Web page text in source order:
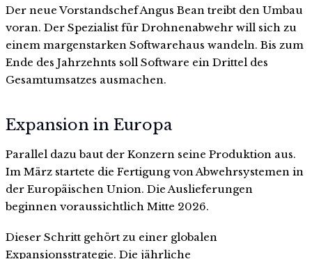
Der neue Vorstandschef Angus Bean treibt den Umbau
voran. Der Spezialist für Drohnenabwehr will sich zu
einem margenstarken Softwarehaus wandeln. Bis zum
Ende des Jahrzehnts soll Software ein Drittel des
Gesamtumsatzes ausmachen.
Expansion in Europa
Parallel dazu baut der Konzern seine Produktion aus.
Im März startete die Fertigung von Abwehrsystemen in
der Europäischen Union. Die Auslieferungen
beginnen voraussichtlich Mitte 2026.
Dieser Schritt gehört zu einer globalen
Expansionsstrategie. Die jährliche